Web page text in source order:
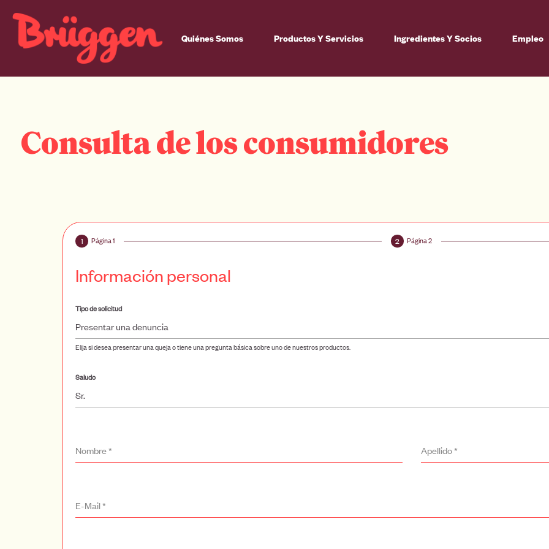
Quiénes Somos Productos Y Servicios Ingredientes Y Socios Empleo
Consulta de los consumidores
Página 1 Página 2
Información personal
Tipo de solicitud
Presentar una denuncia
Elija si desea presentar una queja o tiene una pregunta básica sobre uno de nuestros productos.
Saludo
Sr.
Nombre* Apellido*
E-Mail*